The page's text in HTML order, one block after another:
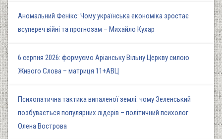
Аномальний Фенікс: Чому українська економіка зростає
всупереч війні та прогнозам – Михайло Кухар
6 серпня 2026: формуємо Аріанську Вільну Церкву силою
Живого Слова – матриця 11+АВЦ
Психопатична тактика випаленої землі: чому Зеленський
позбувається популярних лідерів – політичний психолог
Олена Вострова